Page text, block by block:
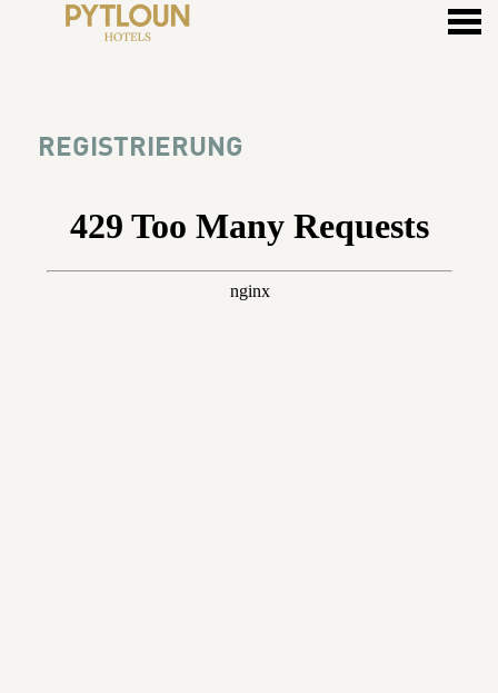
REGISTRIERUNG